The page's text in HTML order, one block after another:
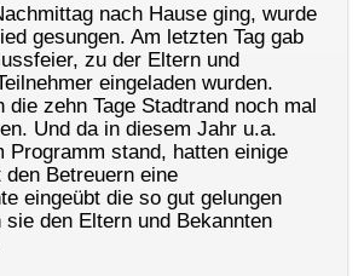
nach Hause ging, wurde
gesungen. Am letzten Tag gab
zu der Eltern und
eingeladen wurden.
die zehn Tage Stadtrand noch mal
Und da in diesem Jahr u.a.
Programm stand, hatten einige
den Betreuern eine
eingeübt die so gut gelungen
sie den Eltern und Bekannten